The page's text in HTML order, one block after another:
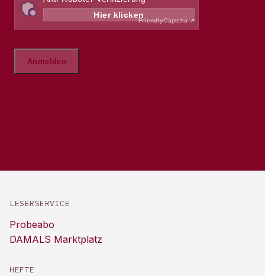
LESERSERVICE
Probeabo
DAMALS Marktplatz
HEFTE